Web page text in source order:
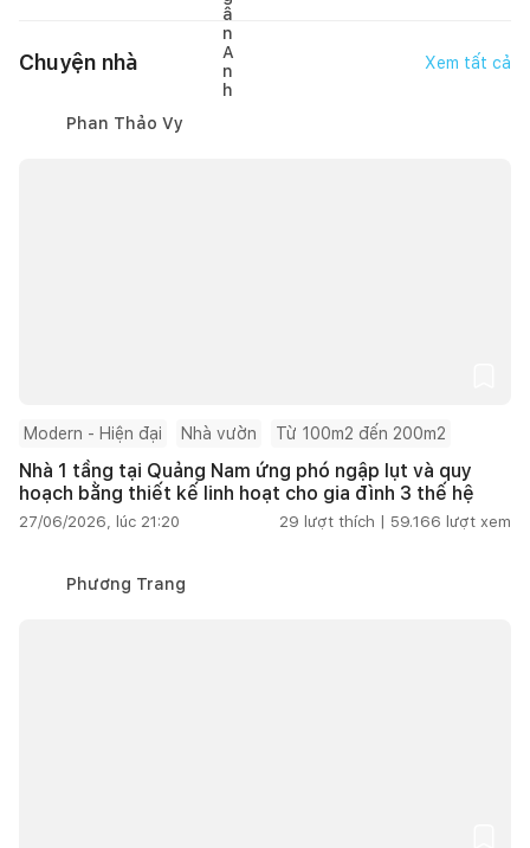
Chuyện nhà Xem tất cả
Phan Thảo Vy
Modern - Hiện đại Nhà vườn Từ 100m2 đến 200m2
Nhà 1 tầng tại Quảng Nam ứng phó ngập lụt và quy
hoạch bằng thiết kế linh hoạt cho gia đình 3 thế hệ
27/06/2026, lúc 21:20 29 lượt thích | 59.166 lượt xem
Phương Trang